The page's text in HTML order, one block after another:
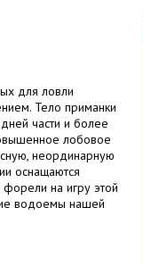
для ловли
Тело приманки
части и более
лобовое
неординарную
оснащаются
на игру этой
водоемы нашей